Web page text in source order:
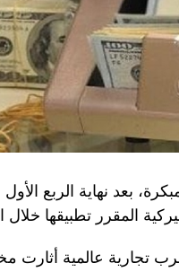
بعد نهاية الربع
المقرر تطبيقها خلال
تجارية عالمية أثارت